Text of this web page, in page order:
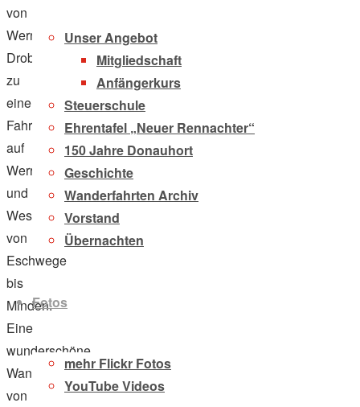
Unser Angebot
Mitgliedschaft
Anfängerkurs
Steuerschule
Ehrentafel „Neuer Rennachter“
150 Jahre Donauhort
Geschichte
Wanderfahrten Archiv
Vorstand
Übernachten
Fotos
mehr Flickr Fotos
YouTube Videos
von
Werner
Drobil
zu
einer
Fahrt
auf
Werra
und
Weser
von
Eschwege
bis
Minden.
Eine
wunderschöne
Wanderfahrt
von